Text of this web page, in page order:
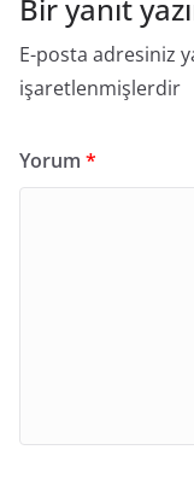
Bir yanıt
E-posta adresiniz
işaretlenmişlerdir
Yorum *